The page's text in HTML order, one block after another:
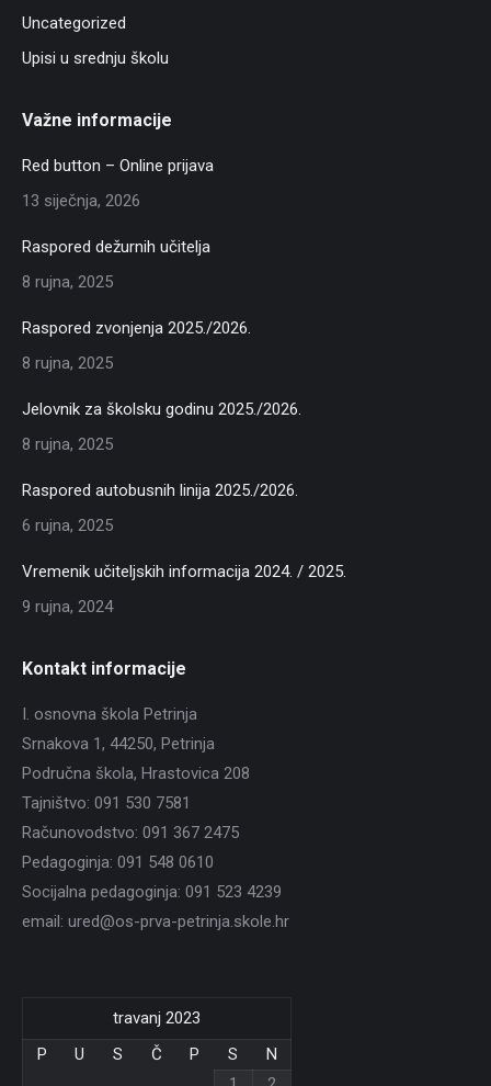
Uncategorized
Upisi u srednju školu
Važne informacije
Red button – Online prijava
13 siječnja, 2026
Raspored dežurnih učitelja
8 rujna, 2025
Raspored zvonjenja 2025./2026.
8 rujna, 2025
Jelovnik za školsku godinu 2025./2026.
8 rujna, 2025
Raspored autobusnih linija 2025./2026.
6 rujna, 2025
Vremenik učiteljskih informacija 2024. / 2025.
9 rujna, 2024
Kontakt informacije
I. osnovna škola Petrinja
Srnakova 1, 44250, Petrinja
Područna škola, Hrastovica 208
Tajništvo: 091 530 7581
Računovodstvo: 091 367 2475
Pedagoginja: 091 548 0610
Socijalna pedagoginja: 091 523 4239
email: ured@os-prva-petrinja.skole.hr
travanj 2023
P
U S Č P S
N